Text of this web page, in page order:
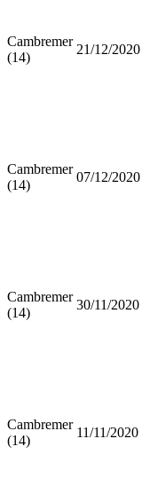
Cambremer
(14)
21/12/2020
Cambremer
(14)
07/12/2020
Cambremer
(14)
30/11/2020
Cambremer
(14)
11/11/2020